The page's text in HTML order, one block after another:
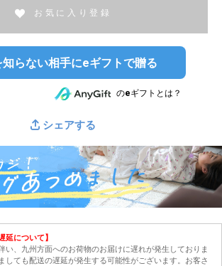
お気に入り登録
知らない相手にeギフトで贈る
のeギフトとは？
シェアする
延について】
い、九州方面へのお荷物のお届けに遅れが発生しておりま
しても配送の遅延が発生する可能性がございます。お客さ